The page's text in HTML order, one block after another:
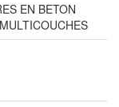
EN BETON